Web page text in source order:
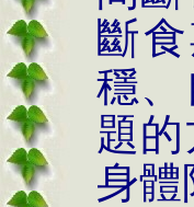
斷
穩
題
身體